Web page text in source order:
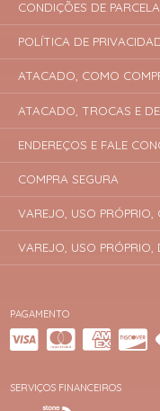
PAGAMENTO
SERVIÇOS FINANCEIROS
CONDIÇÕES DE
POLÍTICA DE
ATACADO, COMO
ATACADO, TROCAS E
ENDEREÇOS E FALE
COMPRA SEGURA
VAREJO, USO PRÓPRIO,
VAREJO, USO PRÓPRIO,